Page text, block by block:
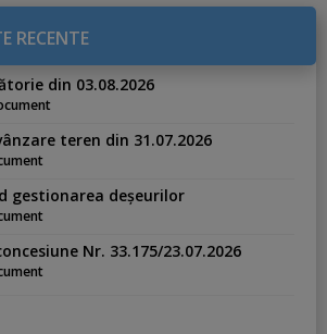
RECENTE
din 03.08.2026
teren din 31.07.2026
gestionarea deșeurilor
Nr. 33.175/23.07.2026